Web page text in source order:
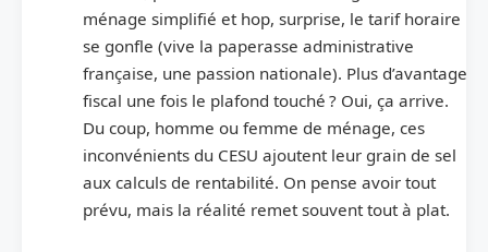
ménage simplifié et hop, surprise, le tarif horaire
se gonfle (vive la paperasse administrative
française, une passion nationale). Plus d’avantage
fiscal une fois le plafond touché ? Oui, ça arrive.
Du coup, homme ou femme de ménage, ces
inconvénients du CESU ajoutent leur grain de sel
aux calculs de rentabilité. On pense avoir tout
prévu, mais la réalité remet souvent tout à plat.